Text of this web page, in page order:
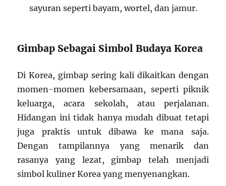
sayuran seperti bayam, wortel, dan jamur.
Gimbap Sebagai Simbol Budaya Korea
Di Korea, gimbap sering kali dikaitkan dengan
momen-momen kebersamaan, seperti piknik
keluarga, acara sekolah, atau perjalanan.
Hidangan ini tidak hanya mudah dibuat tetapi
juga praktis untuk dibawa ke mana saja.
Dengan tampilannya yang menarik dan
rasanya yang lezat, gimbap telah menjadi
simbol kuliner Korea yang menyenangkan.